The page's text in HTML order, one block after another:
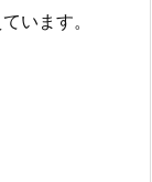
います。